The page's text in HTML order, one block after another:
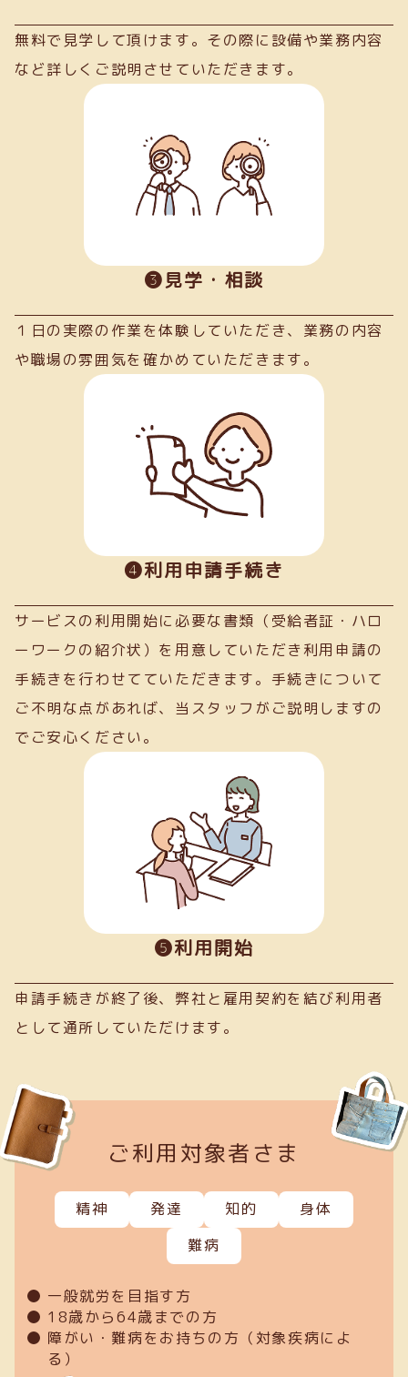
無料で見学して頂けます。その際に設備や業務内容
など詳しくご説明させていただきます。
➌見学・相談
１日の実際の作業を体験していただき、業務の内容
や職場の雰囲気を確かめていただきます。
➍利用申請手続き
サービスの利用開始に必要な書類（受給者証・ハロ
ーワークの紹介状）を用意していただき利用申請の
手続きを行わせてていただきます。手続きについて
ご不明な点があれば、当スタッフがご説明しますの
でご安心ください。
❺利用開始
申請手続きが終了後、弊社と雇用契約を結び利用者
として通所していただけます。
ご利用対象者さま
精神 発達 知的
身体
難病
一般就労を目指す方
18歳から64歳までの方
障がい・難病をお持ちの方（対象疾病によ
る）